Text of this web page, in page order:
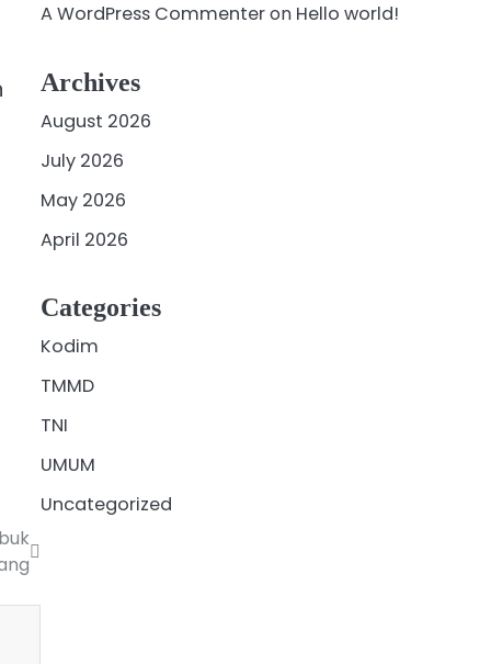
A WordPress Commenteron Hello world!
Archives
August 2026
July 2026
May 2026
April 2026
Categories
Kodim
TMMD
TNI
UMUM
Uncategorized